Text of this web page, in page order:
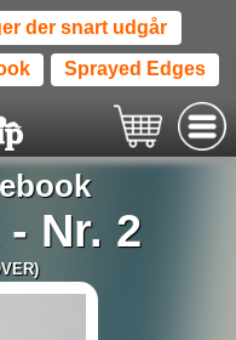
der snart udgår
Sprayed Edges
Nr. 2